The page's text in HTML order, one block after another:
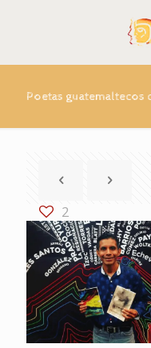
Poetas
2